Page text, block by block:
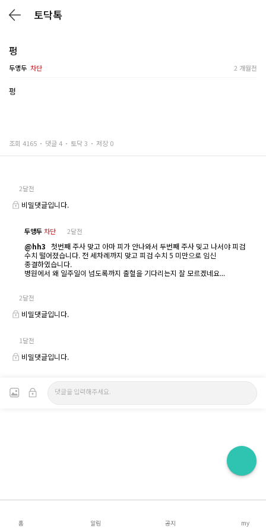
토닥톡
펑
두앵두 차단 2 개월전
펑
조회 4165 댓글 4 토닥 3 저장 0
2달전
비밀댓글입니다.
두앵두차단 2달전
@hh3 첫번째 주사 맞고 아마 피가 안나와서 두번째 주사 밎고 나서야 피검
수치 떨어졌습니다. 전 세차례까지 맞고 피검 수치 5 미만으로 임신
종결하였습니다.
병원에서 왜 일주일이 넘도록까지 출혈을 기다리는지 잘 모르겠네요...
2달전
비밀댓글입니다.
1달전
비밀댓글입니다.
홈 알림 공지 my